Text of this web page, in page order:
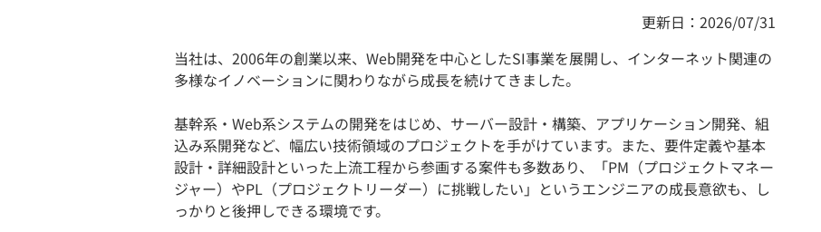
更新日：2026/07/31
当社は、2006年の創業以来、Web開発を中心としたSI事業を展開し、インターネット関連の
多様なイノベーションに関わりながら成長を続けてきました。
基幹系・Web系システムの開発をはじめ、サーバー設計・構築、アプリケーション開発、組
込み系開発など、幅広い技術領域のプロジェクトを手がけています。また、要件定義や基本
設計・詳細設計といった上流工程から参画する案件も多数あり、「PM（プロジェクトマネー
ジャー）やPL（プロジェクトリーダー）に挑戦したい」というエンジニアの成長意欲も、し
っかりと後押しできる環境です。